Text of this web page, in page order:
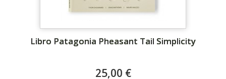
Libro Patagonia Pheasant Tail Simplicity
25,00 €